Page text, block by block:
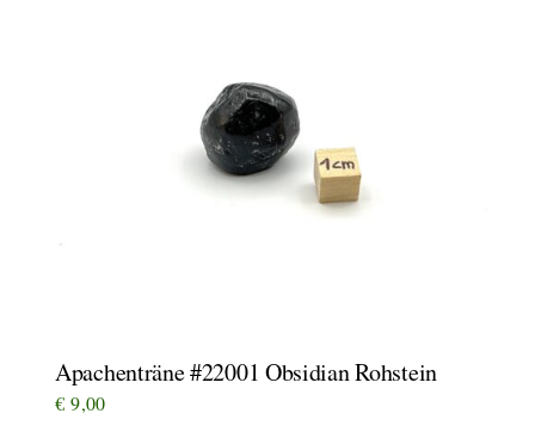
Apachenträne #22001 Obsidian Rohstein
€ 9,00